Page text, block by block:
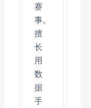
赛
事。
擅
长
用
数
据
手